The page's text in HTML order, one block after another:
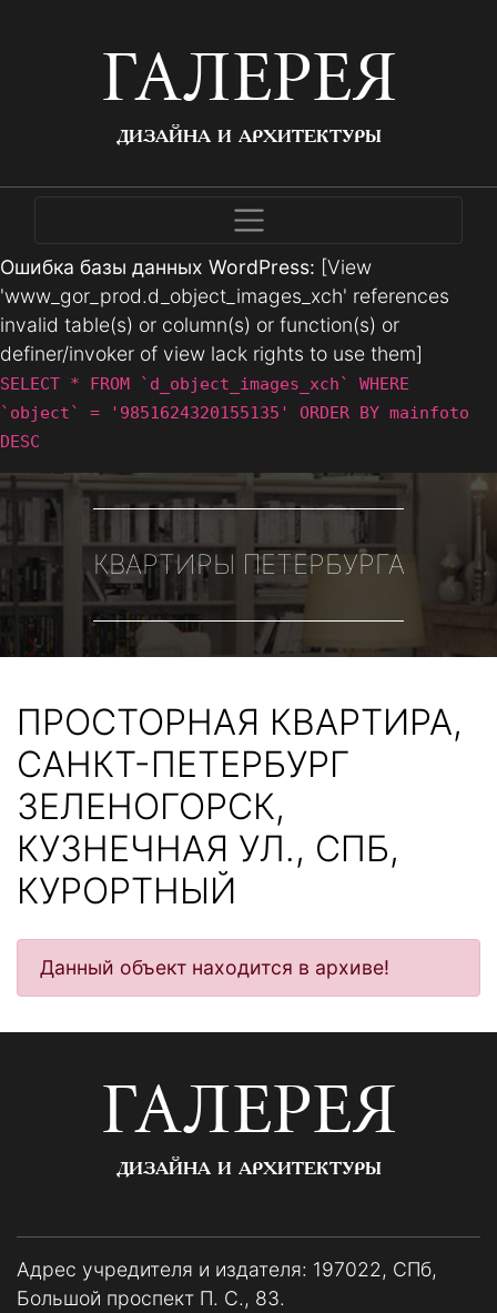
ГАЛЕРЕЯ
ДИЗАЙНА И АРХИТЕКТУРЫ
Ошибка базы данных WordPress: [View
'www_gor_prod.d_object_images_xch' references
invalid table(s) or column(s) or function(s) or
definer/invoker of view lack rights to use them]
SELECT * FROM `d_object_images_xch` WHERE
`object` = '9851624320155135' ORDER BY mainfoto
DESC
КВАРТИРЫ ПЕТЕРБУРГА
ПРОСТОРНАЯ КВАРТИРА,
САНКТ-ПЕТЕРБУРГ
ЗЕЛЕНОГОРСК,
КУЗНЕЧНАЯ УЛ., СПБ,
КУРОРТНЫЙ
Данный объект находится в архиве!
ГАЛЕРЕЯ
ДИЗАЙНА И АРХИТЕКТУРЫ
Адрес учредителя и издателя: 197022, СПб,
Большой проспект П. С., 83.